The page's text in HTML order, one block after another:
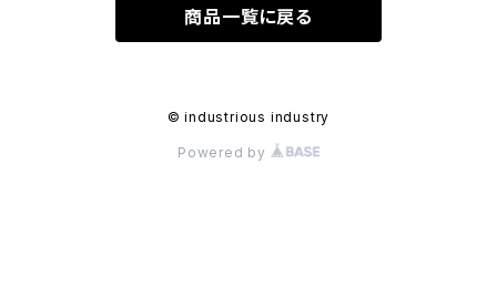
商品一覧に戻る
© industrious industry
Powered by